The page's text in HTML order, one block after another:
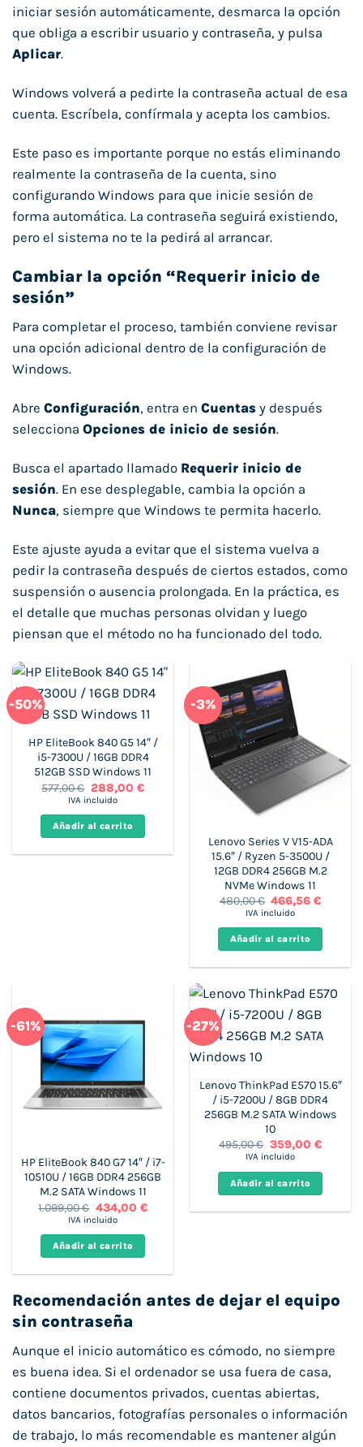
iniciar sesión automáticamente, desmarca la opción
que obliga a escribir usuario y contraseña, y pulsa
Aplicar.
Windows volverá a pedirte la contraseña actual de esa
cuenta. Escríbela, confírmala y acepta los cambios.
Este paso es importante porque no estás eliminando
realmente la contraseña de la cuenta, sino
configurando Windows para que inicie sesión de
forma automática. La contraseña seguirá existiendo,
pero el sistema no te la pedirá al arrancar.
Cambiar la opción “Requerir inicio de
sesión”
Para completar el proceso, también conviene revisar
una opción adicional dentro de la configuración de
Windows.
Abre Configuración, entra en Cuentas y después
selecciona Opciones de inicio de sesión.
Busca el apartado llamado Requerir inicio de
sesión. En ese desplegable, cambia la opción a
Nunca, siempre que Windows te permita hacerlo.
Este ajuste ayuda a evitar que el sistema vuelva a
pedir la contraseña después de ciertos estados, como
suspensión o ausencia prolongada. En la práctica, es
el detalle que muchas personas olvidan y luego
piensan que el método no ha funcionado del todo.
-50%
HP EliteBook 840 G5 14″ /
i5-7300U / 16GB DDR4
512GB SSD Windows 11
577,00€ El
precio
era:
577,00 €.
288,00 €El
es:
288,00 €.
IVA incluido
Añadir al carrito
-3%
Lenovo Series V V15-ADA
15.6″ / Ryzen 5-3500U /
12GB DDR4 256GB M.2
NVMe Windows 11
480,00€ El
precio
era:
480,00 €.
466,56€El
es:
466,56
IVA incluido
Añadir al carrito
-61%
HP EliteBook 840 G7 14″ / i7-
10510U / 16GB DDR4 256GB
M.2 SATA Windows 11
1.099,00€ El
precio
era:
1.099,00 €.
434,00 €El
IVA incluido
Añadir al carrito
-27%
Lenovo ThinkPad E570 15.6″
/ i5-7200U / 8GB DDR4
256GB M.2 SATA Windows
10
495,00€ El
precio
era:
495,00 €.
359,00 €El
es:
IVA incluido
Añadir al carrito
Recomendación antes de dejar el equipo
sin contraseña
Aunque el inicio automático es cómodo, no siempre
es buena idea. Si el ordenador se usa fuera de casa,
contiene documentos privados, cuentas abiertas,
datos bancarios, fotografías personales o información
de trabajo, lo más recomendable es mantener algún